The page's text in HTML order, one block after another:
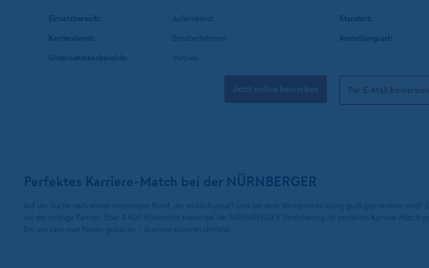
Einsatzbereich:
Außendienst
Karrierelevel:
Berufserfahrener
Unternehmens­bereich:
Vertrieb
Standort:
Anstellungsart:
Jetzt online bewerben Per E-Mail bewerben
Perfektes Karriere-Match bei der NÜRNBERGER